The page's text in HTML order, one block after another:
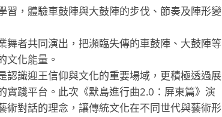
，體驗車鼓陣與大鼓陣的步伐、節奏及陣形變
者共同演出，把瀕臨失傳的車鼓陣、大鼓陣等
文化能量。
識迎王信仰與文化的重要場域，更積極透過展
踐平台。此次《默島進行曲2.0：屏東篇》演
對話的理念，讓傳統文化在不同世代與藝術形